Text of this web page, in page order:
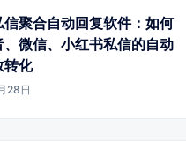
信聚合自动回复软件：如何
、微信、小红书私信的自动
转化
28日